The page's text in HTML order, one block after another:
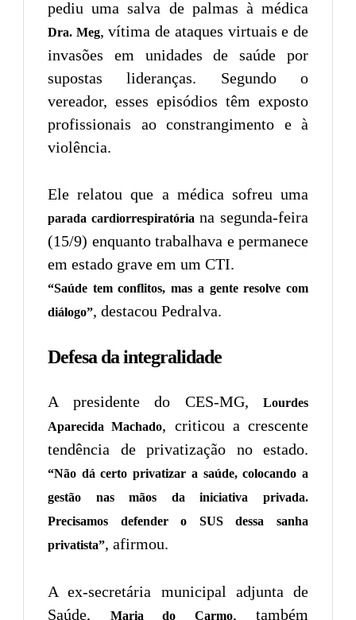
pediu uma salva de palmas à médica
Dra. Meg, vítima de ataques virtuais e de
invasões em unidades de saúde por
supostas lideranças. Segundo o
vereador, esses episódios têm exposto
profissionais ao constrangimento e à
violência.
Ele relatou que a médica sofreu uma
parada cardiorrespiratória na segunda-feira
(15/9) enquanto trabalhava e permanece
em estado grave em um CTI.
“Saúde tem conflitos, mas a gente resolve com
diálogo”, destacou Pedralva.
Defesa da integralidade
A presidente do CES-MG,
Lourdes
Aparecida Machado, criticou a crescente
tendência de privatização no estado.
“Não dá certo privatizar a saúde, colocando a
gestão nas mãos da iniciativa privada.
Precisamos defender o SUS dessa sanha
privatista”, afirmou.
A ex-secretária municipal adjunta de
Saúde,
Maria do Carmo, também